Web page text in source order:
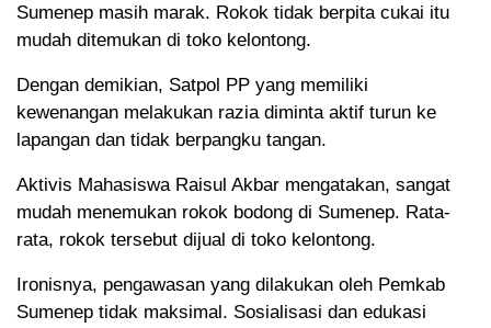
Sumenep masih marak. Rokok tidak berpita cukai itu
mudah ditemukan di toko kelontong.
Dengan demikian, Satpol PP yang memiliki
kewenangan melakukan razia diminta aktif turun ke
lapangan dan tidak berpangku tangan.
Aktivis Mahasiswa Raisul Akbar mengatakan, sangat
mudah menemukan rokok bodong di Sumenep. Rata-
rata, rokok tersebut dijual di toko kelontong.
Ironisnya, pengawasan yang dilakukan oleh Pemkab
Sumenep tidak maksimal. Sosialisasi dan edukasi